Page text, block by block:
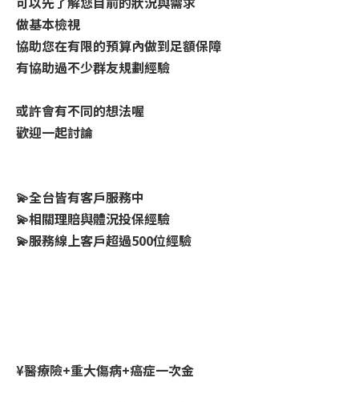
做基本檢視
協助您在有限的預算內做到足額保障
有協助過不少群友規劃經驗
或許會有不同的想法喔
歡迎一起討論
💫全台皆有客戶服務中
💫相關理賠與體況投保經驗
💫服務線上客戶超過500位經驗
¥醫療險+重大傷病+癌症一次金